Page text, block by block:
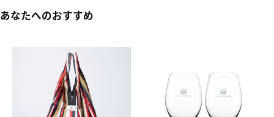
あなたへのおすすめ